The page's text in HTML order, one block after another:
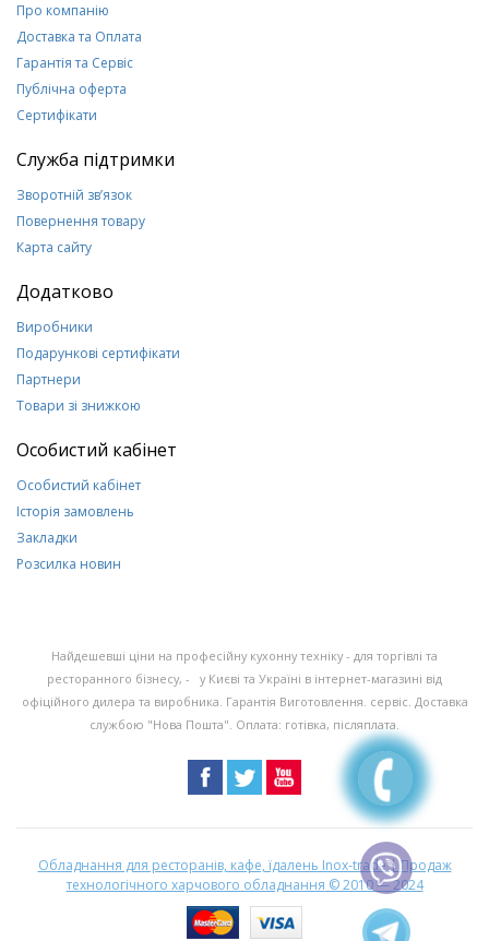
Про компанію
Доставка та Оплата
Гарантія та Сервіс
Публічна оферта
Сертифікати
Служба підтримки
Зворотній зв’язок
Повернення товару
Карта сайту
Додатково
Виробники
Подарункові сертифікати
Партнери
Товари зі знижкою
Особистий кабінет
Особистий кабінет
Історія замовлень
Закладки
Розсилка новин
Найдешевші ціни на професійну кухонну техніку - для торгівлі та
ресторанного бізнесу, - у Києві та Україні в інтернет-магазині від
офіційного дилера та виробника. Гарантія Виготовлення. сервіс. Доставка
службою "Нова Пошта". Оплата: готівка, післяплата.
Обладнання для ресторанів, кафе, їдалень Inox-trade | Продаж
технологічного харчового обладнання © 2010 — 2024